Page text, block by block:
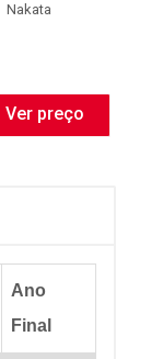
Nakata
Ver preço
Ano
Final